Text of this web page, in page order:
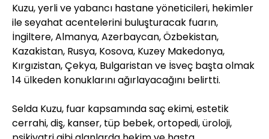
Kuzu, yerli ve yabancı hastane yöneticileri, hekimler
ile seyahat acentelerini buluşturacak fuarın,
İngiltere, Almanya, Azerbaycan, Özbekistan,
Kazakistan, Rusya, Kosova, Kuzey Makedonya,
Kırgızistan, Çekya, Bulgaristan ve İsveç başta olmak
14 ülkeden konuklarını ağırlayacağını belirtti.
Selda Kuzu, fuar kapsamında saç ekimi, estetik
cerrahi, diş, kanser, tüp bebek, ortopedi, üroloji,